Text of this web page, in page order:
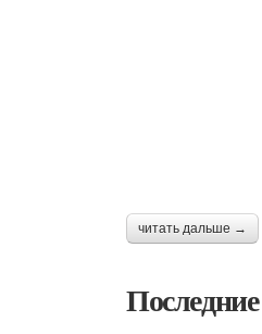
читать дальше →